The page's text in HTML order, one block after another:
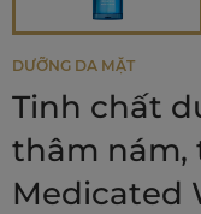
DƯỠNG DA MẶT
Tinh chất
thâm nám,
Medicated